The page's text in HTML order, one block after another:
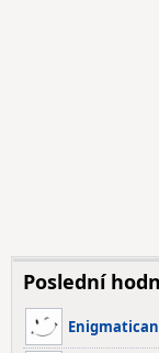
Poslední
Enigmatican